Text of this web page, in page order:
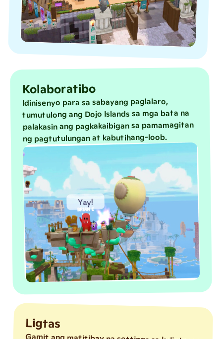
Kolaboratibo
Idinisenyo para sa sabayang paglalaro,
tumutulong ang Dojo Islands sa mga bata na
palakasin ang pagkakaibigan sa pamamagitan
ng pagtutulungan at kabutihang-loob.
Ligtas